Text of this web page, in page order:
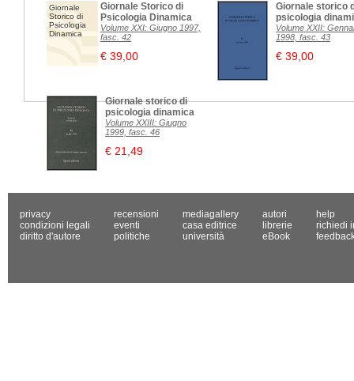
Giornale
Storico di
Psicologia
Dinamica
Giornale Storico di
Psicologia Dinamica
Volume XXI: Giugno 1997,
fasc. 42
€ 39,00
Giornale storico
psicologia
Volume XXII:
1998, fasc. 43
€ 39,00
Giornale storico di
psicologia dinamica
Volume XXIII: Giugno
1999, fasc. 46
€ 21,49
privacy
condizioni legali
diritto d'autore
recensioni
eventi
politiche
mediagallery
casa editrice
università
autori
librerie
eBook
help
richiedi